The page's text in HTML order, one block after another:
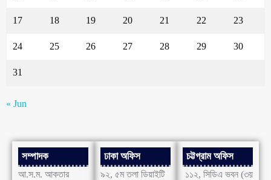
17 18 19 20 21 22 23
24 25 26 27 28 29 30
31
« Jun
সম্পাদক
আ.স.ম. আকতার
ঢাকা অফিস
৯২, ৫ম তলা ডিয়াইটি
চট্টগ্রাম অফিস
১১২, সিডিএ ভবন (৩য়